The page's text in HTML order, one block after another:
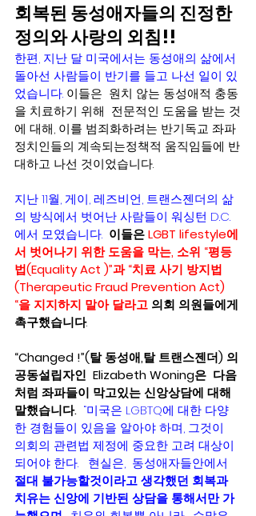
회복된 동성애자들의 진정한
정의와 사랑의 외침!!
한편, 지난 달 미국에서는 동성애의 삶에서
돌아선 사람들이 반기를 들고 나선 일이 있
었습니다. 이들은  원치 않는 동성애적 충동
을 치료하기 위해  전문적인 도움을 받는 것
에 대해, 이를 범죄화하려는 반기독교 좌파
정치인들의 계속되는정책적 움직임들에 반
대하고 나선 것이었습니다.
지난 11월, 게이, 레즈비언, 트랜스젠더의 삶
의 방식에서 벗어난 사람들이 워싱턴 D.C.
에서 모였습니다. 이들은 LGBT lifestyle에
서 벗어나기 위한 도움을 막는, 소위 “평등
법(Equality Act )”과 “치료 사기 방지법
(Therapeutic Fraud Prevention Act)
“을 지지하지 말아 달라고 의회 의원들에게
촉구했습니다.
“Changed !”(탈 동성애,탈 트랜스젠더) 의
공동설립자인  Elizabeth Woning은  다음
처럼 좌파들이 막고있는 신앙상담에 대해
말했습니다. “미국은 LGBTQ에 대한 다양
한 경험들이 있음을 알아야 하며, 그것이
의회의 관련법 제정에 중요한 고려 대상이
되어야 한다.   현실은,  동성애자들안에서
절대 불가능할것이라고 생각했던 회복과
치유는 신앙에 기반된 상담을 통해서만 가